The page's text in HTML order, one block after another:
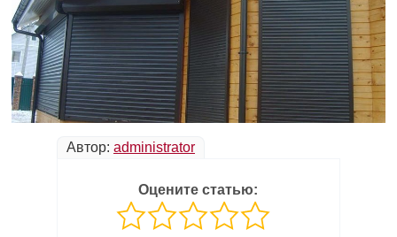
Автор: administrator
Оцените статью: